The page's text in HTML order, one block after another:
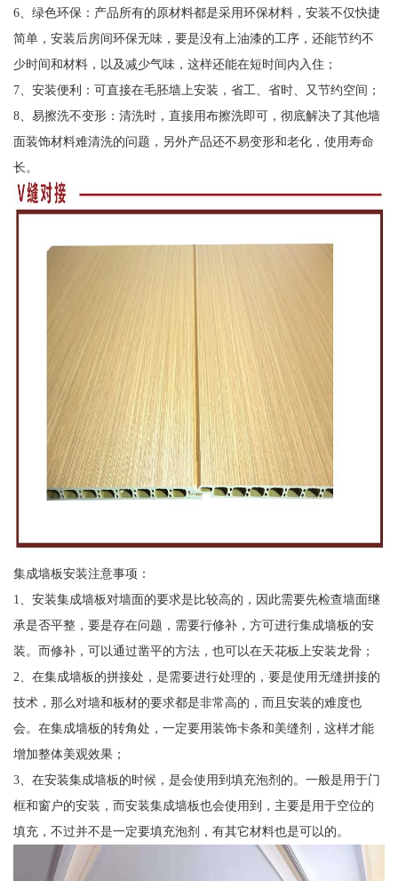
6、绿色环保：产品所有的原材料都是采用环保材料，安装不仅快捷
简单，安装后房间环保无味，要是没有上油漆的工序，还能节约不
少时间和材料，以及减少气味，这样还能在短时间内入住；
7、安装便利：可直接在毛胚墙上安装，省工、省时、又节约空间；
8、易擦洗不变形：清洗时，直接用布擦洗即可，彻底解决了其他墙
面装饰材料难清洗的问题，另外产品还不易变形和老化，使用寿命
长。
集成墙板安装注意事项：
1、安装集成墙板对墙面的要求是比较高的，因此需要先检查墙面继
承是否平整，要是存在问题，需要行修补，方可进行集成墙板的安
装。而修补，可以通过凿平的方法，也可以在天花板上安装龙骨；
2、在集成墙板的拼接处，是需要进行处理的，要是使用无缝拼接的
技术，那么对墙和板材的要求都是非常高的，而且安装的难度也
会。在集成墙板的转角处，一定要用装饰卡条和美缝剂，这样才能
增加整体美观效果；
3、在安装集成墙板的时候，是会使用到填充泡剂的。一般是用于门
框和窗户的安装，而安装集成墙板也会使用到，主要是用于空位的
填充，不过并不是一定要填充泡剂，有其它材料也是可以的。